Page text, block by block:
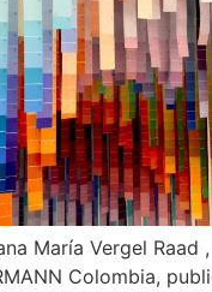
María Vergel Raad
Colombia,